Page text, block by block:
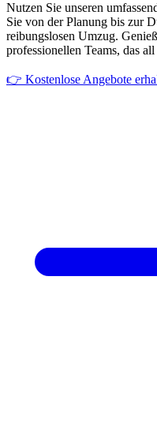
Nutzen Sie unseren
Sie von der Planung bis zur
reibungslosen Umzug.
professionellen Teams, das
👉 Kostenlose Angebote